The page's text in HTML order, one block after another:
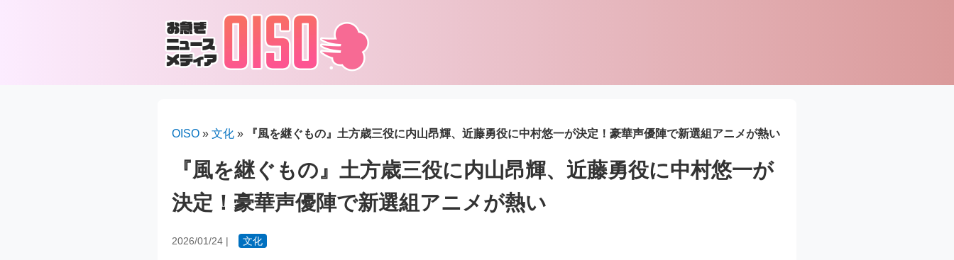
OISO » 文化 » 『風を継ぐもの』土方歳三役に内山昂輝、近藤勇役に中村悠一が決定！豪華声優陣で新選組アニメが熱い
『風を継ぐもの』土方歳三役に内山昂輝、近藤勇役に中村悠一が
決定！豪華声優陣で新選組アニメが熱い
2026/01/24 | 文化